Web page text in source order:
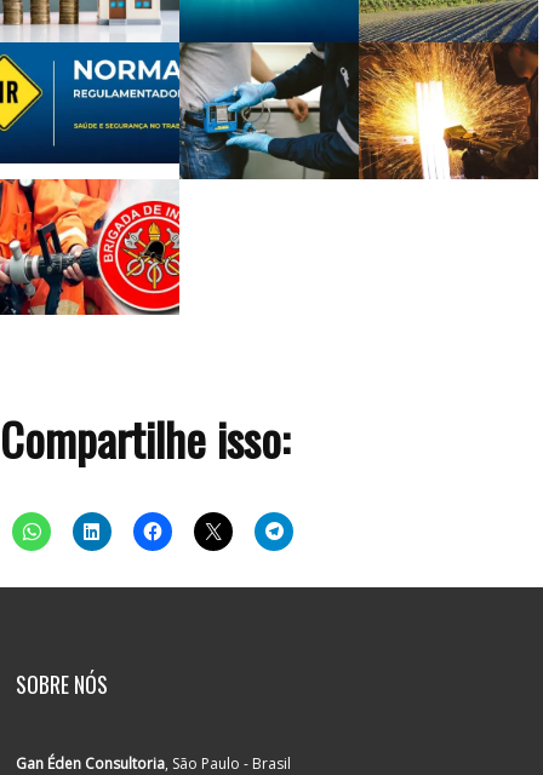
Compartilhe isso:
SOBRE NÓS
Gan Éden Consultoria, São Paulo - Brasil